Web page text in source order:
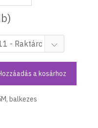
a kosárhoz
balkezes